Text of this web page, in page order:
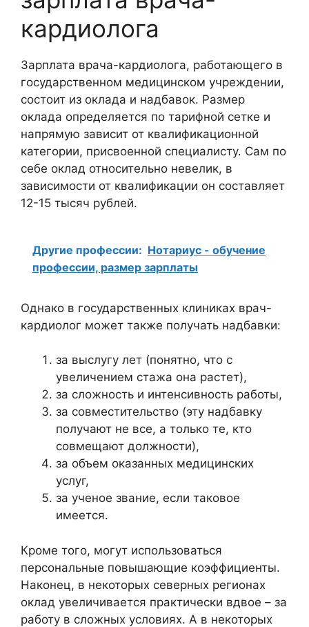
кардиолога
Зарплата врача-кардиолога, работающего в
государственном медицинском учреждении,
состоит из оклада и надбавок. Размер
оклада определяется по тарифной сетке и
напрямую зависит от квалификационной
категории, присвоенной специалисту. Сам по
себе оклад относительно невелик, в
зависимости от квалификации он составляет
12-15 тысяч рублей.
Другие профессии: Нотариус - обучение
профессии, размер зарплаты
Однако в государственных клиниках врач-
кардиолог может также получать надбавки:
за выслугу лет (понятно, что с
увеличением стажа она растет),
за сложность и интенсивность работы,
за совместительство (эту надбавку
получают не все, а только те, кто
совмещают должности),
за объем оказанных медицинских
услуг,
за ученое звание, если таковое
имеется.
Кроме того, могут использоваться
персональные повышающие коэффициенты.
Наконец, в некоторых северных регионах
оклад увеличивается практически вдвое – за
работу в сложных условиях. А в некоторых